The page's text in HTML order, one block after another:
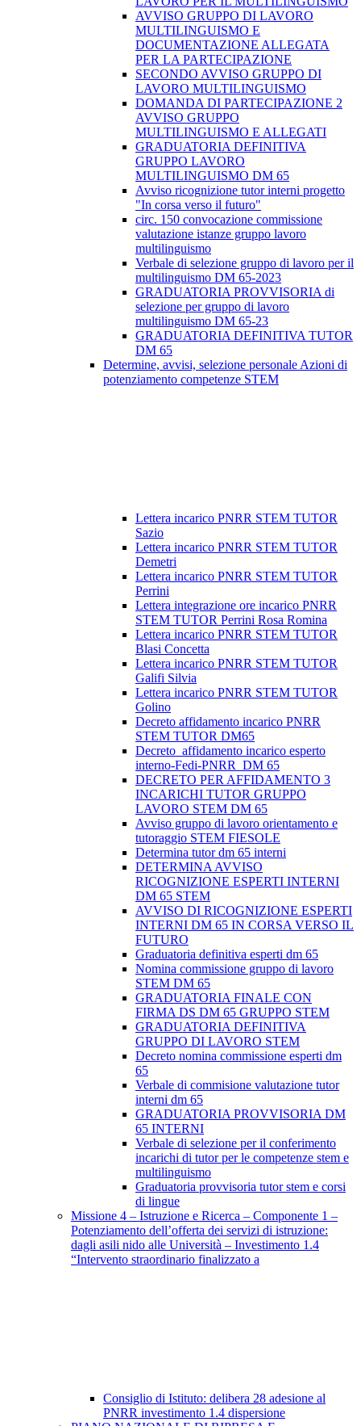
AVVISO GRUPPO DI LAVORO
MULTILINGUISMO E
DOCUMENTAZIONE ALLEGATA
PER LA PARTECIPAZIONE
SECONDO AVVISO GRUPPO DI
LAVORO MULTILINGUISMO
DOMANDA DI PARTECIPAZIONE 2
AVVISO GRUPPO
MULTILINGUISMO E ALLEGATI
GRADUATORIA DEFINITIVA
GRUPPO LAVORO
MULTILINGUISMO DM 65
Avviso ricognizione tutor interni progetto
"In corsa verso il futuro"
circ. 150 convocazione commissione
valutazione istanze gruppo lavoro
multilinguismo
Verbale di selezione gruppo di lavoro per il
multilinguismo DM 65-2023
GRADUATORIA PROVVISORIA di
selezione per gruppo di lavoro
multilinguismo DM 65-23
GRADUATORIA DEFINITIVA TUTOR
DM 65
Determine, avvisi, selezione personale Azioni di
potenziamento competenze STEM
Lettera incarico PNRR STEM TUTOR
Sazio
Lettera incarico PNRR STEM TUTOR
Demetri
Lettera incarico PNRR STEM TUTOR
Perrini
Lettera integrazione ore incarico PNRR
STEM TUTOR Perrini Rosa Romina
Lettera incarico PNRR STEM TUTOR
Blasi Concetta
Lettera incarico PNRR STEM TUTOR
Galifi Silvia
Lettera incarico PNRR STEM TUTOR
Golino
Decreto affidamento incarico PNRR
STEM TUTOR DM65
Decreto_affidamento incarico esperto
interno-Fedi-PNRR_DM 65
DECRETO PER AFFIDAMENTO 3
INCARICHI TUTOR GRUPPO
LAVORO STEM DM 65
Avviso gruppo di lavoro orientamento e
tutoraggio STEM FIESOLE
Determina tutor dm 65 interni
DETERMINA AVVISO
RICOGNIZIONE ESPERTI INTERNI
DM 65 STEM
AVVISO DI RICOGNIZIONE ESPERTI
INTERNI DM 65 IN CORSA VERSO IL
FUTURO
Graduatoria definitiva esperti dm 65
Nomina commissione gruppo di lavoro
STEM DM 65
GRADUATORIA FINALE CON
FIRMA DS DM 65 GRUPPO STEM
GRADUATORIA DEFINITIVA
GRUPPO DI LAVORO STEM
Decreto nomina commissione esperti dm
65
Verbale di commisione valutazione tutor
interni dm 65
GRADUATORIA PROVVISORIA DM
65 INTERNI
Verbale di selezione per il conferimento
incarichi di tutor per le competenze stem e
multilinguismo
Graduatoria provvisoria tutor stem e corsi
di lingue
Missione 4 – Istruzione e Ricerca – Componente 1 –
Potenziamento dell’offerta dei servizi di istruzione:
dagli asili nido alle Università – Investimento 1.4
“Intervento straordinario finalizzato a
Consiglio di Istituto: delibera 28 adesione al
PNRR investimento 1.4 dispersione